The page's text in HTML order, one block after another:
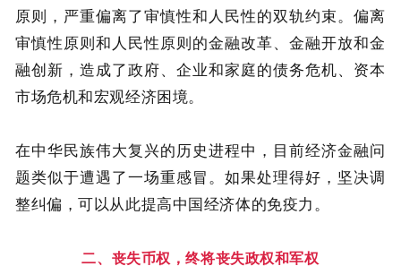
原则，严重偏离了审慎性和人民性的双轨约束。偏离
审慎性原则和人民性原则的金融改革、金融开放和金
融创新，造成了政府、企业和家庭的债务危机、资本
市场危机和宏观经济困境。
在中华民族伟大复兴的历史进程中，目前经济金融问
题类似于遭遇了一场重感冒。如果处理得好，坚决调
整纠偏，可以从此提高中国经济体的免疫力。
二、丧失币权，终将丧失政权和军权